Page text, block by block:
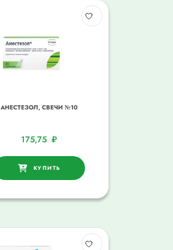
АНЕСТЕЗОЛ, СВЕЧИ №10
175,75 ₽
КУПИТЬ